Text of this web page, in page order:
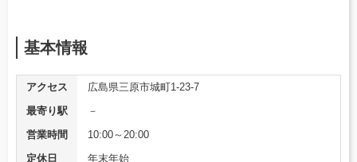
基本情報
アクセス
広島県三原市城町1-23-7
最寄り駅
－
営業時間
10:00～20:00
定休日
年末年始